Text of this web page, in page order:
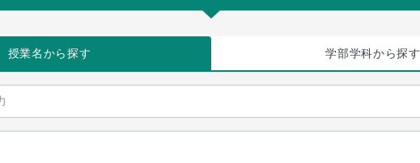
授業名から探す 学部学科から探す